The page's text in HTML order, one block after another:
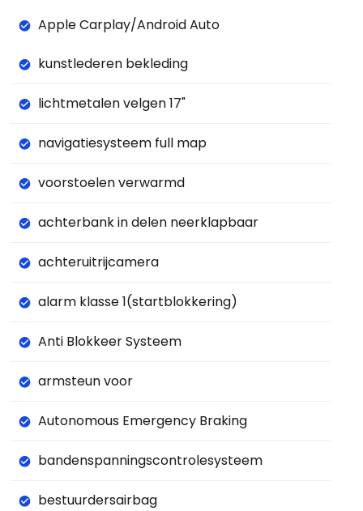
Apple Carplay/Android Auto
kunstlederen bekleding
lichtmetalen velgen 17"
navigatiesysteem full map
voorstoelen verwarmd
achterbank in delen neerklapbaar
achteruitrijcamera
alarm klasse 1(startblokkering)
Anti Blokkeer Systeem
armsteun voor
Autonomous Emergency Braking
bandenspanningscontrolesysteem
bestuurdersairbag